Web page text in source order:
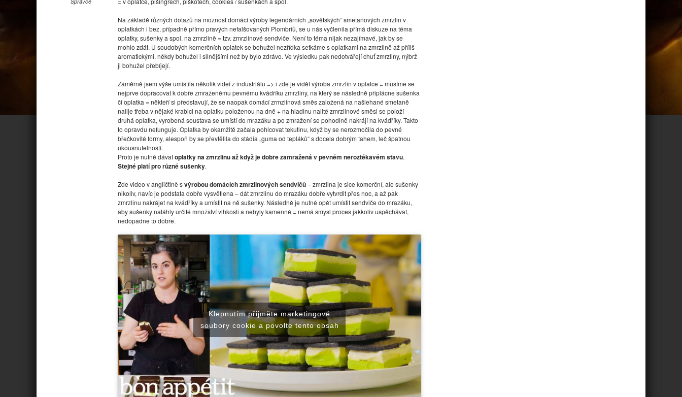
Na základě různých dotazů na možnost domácí výroby legendárních „sovětských“ smetanových zmrzlin v
oplatkách i bez, případně přímo pravých nefalšovaných Plombriů, se u nás vyčlenila přímá diskuze na téma
oplatky, sušenky a spol. na zmrzlině = tzv. zmrzlinové sendviče. Není to téma nijak nezajímavé, jak by se
mohlo zdát. U soudobých komerčních oplatek se bohužel nezřídka setkáme s oplatkami na zmrzlině až příliš
aromatickými, někdy bohužel i silnějšími než by bylo zdrávo. Ve výsledku pak nedotvářejí chuť zmrzliny, nýbrž
ji bohužel přebíjejí.
Záměrně jsem výše umístila několik videí z industriálu => i zde je vidět výroba zmrzlin v oplatce = musíme se
nejprve dopracovat k dobře zmraženému pevnému kvádříku zmrzliny, na který se následně připlácne sušenka
či oplatka = někteří si představují, že se naopak domácí zrmzlinová směs založená na našlehané smetaně
nalije třeba v nějaké krabici na oplatku položenou na dně + na hladinu nalité zmrzlinové směsi se položí
druhá oplatka, vyrobená soustava se umístí do mrazáku a po zmražení se pohodlně nakrájí na kvádříky. Takto
to opravdu nefunguje. Oplatka by okamžitě začala pohlcovat tekutinu, když by se nerozmočila do pevné
břečkovité formy, alespoň by se převtělila do stádia „guma od tepláků“ s docela dobrým tahem, leč špatnou
ukousnutelností.
Proto je nutné dávatoplatky na zmrzlinu až když je dobře zamražená v pevném neroztékavém stavu.
Stejné platí pro různé sušenky.
Zde video v angličtině svýrobou domácích zmrzlinových sendvičů– zmrzlina je sice komerční, ale sušenky
nikoliv, navíc je podstata dobře vysvětlena – dát zmrzlinu do mrazáku dobře vytvrdit přes noc, a až pak
zmrzlinu nakrájet na kvádříky a umístit na ně sušenky. Následně je nutné opět umístit sendviče do mrazáku,
aby sušenky natáhly určité množství vlhkosti a nebyly kamenné = nemá smysl proces jakkoliv uspěchávat,
nedopadne to dobře.
Klepnutím přijměte marketingové
soubory cookie a povolte tento obsah